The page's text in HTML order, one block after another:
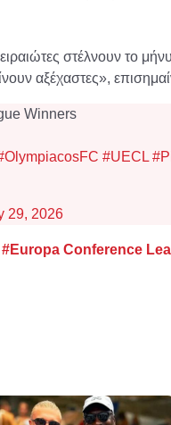
στέλνουν το
αξέχαστες»,
Winners
#UECL
29, 2026
#Europa Conference